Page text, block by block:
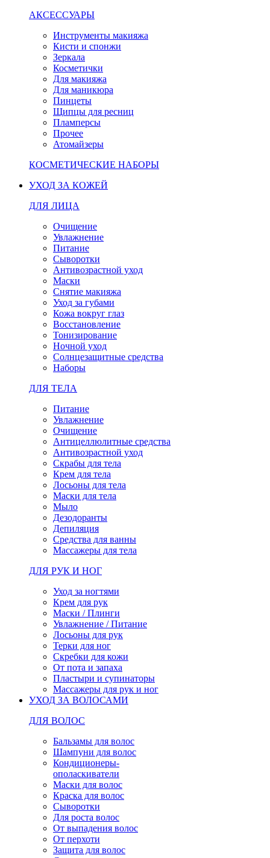
АКСЕССУАРЫ
Инструменты макияжа
Кисти и спонжи
Зеркала
Косметички
Для макияжа
Для маникюра
Пинцеты
Щипцы для ресниц
Пламперсы
Прочее
Атомайзеры
КОСМЕТИЧЕСКИЕ НАБОРЫ
УХОД ЗА КОЖЕЙ
ДЛЯ ЛИЦА
Очищение
Увлажнение
Питание
Сыворотки
Антивозрастной уход
Маски
Снятие макияжа
Уход за губами
Кожа вокруг глаз
Восстановление
Тонизирование
Ночной уход
Солнцезащитные средства
Наборы
ДЛЯ ТЕЛА
Питание
Увлажнение
Очищение
Антицеллюлитные средства
Антивозрастной уход
Скрабы для тела
Крем для тела
Лосьоны для тела
Маски для тела
Мыло
Дезодоранты
Депиляция
Средства для ванны
Массажеры для тела
ДЛЯ РУК И НОГ
Уход за ногтями
Крем для рук
Маски / Плинги
Увлажнение / Питание
Лосьоны для рук
Терки для ног
Скребки для кожи
От пота и запаха
Пластыри и супинаторы
Массажеры для рук и ног
УХОД ЗА ВОЛОСАМИ
ДЛЯ ВОЛОС
Бальзамы для волос
Шампуни для волос
Кондиционеры-
ополаскиватели
Маски для волос
Краска для волос
Сыворотки
Для роста волос
От выпадения волос
От перхоти
Защита для волос